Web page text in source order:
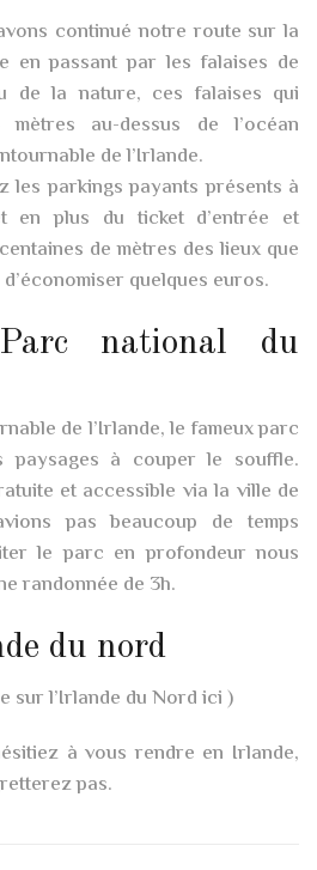
continué notre route sur la
en passant par les falaises de
de la nature, ces falaises qui
mètres au-dessus de l’océan
de l’Irlande.
les parkings payants présents à
en plus du ticket d’entrée et
de mètres des lieux que
quelques euros.
national du
de l’Irlande, le fameux parc
paysages à couper le souffle.
et accessible via la ville de
pas beaucoup de temps
le parc en profondeur nous
randonnée de 3h.
du nord
sur l’Irlande du Nord ici )
à vous rendre en Irlande,
pas.